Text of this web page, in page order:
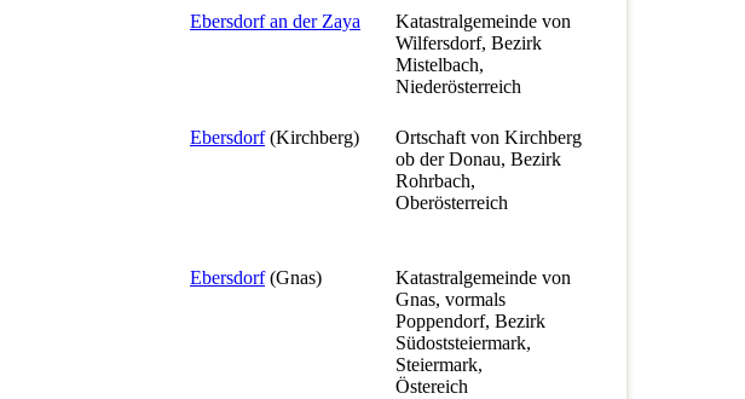
Ebersdorf an der Zaya
Katastralgemeinde von
Wilfersdorf, Bezirk
Mistelbach,
Niederösterreich
Ebersdorf(Kirchberg)
Ortschaft von Kirchberg
ob der Donau, Bezirk
Rohrbach,
Oberösterreich
Ebersdorf(Gnas)
Katastralgemeinde von
Gnas, vormals
Poppendorf, Bezirk
Südoststeiermark,
Steiermark,
Östereich